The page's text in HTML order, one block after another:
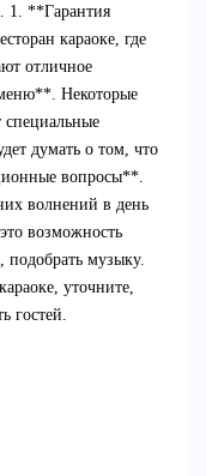
1. **Гарантия
караоке, где
отличное
Некоторые
специальные
думать о том, что
вопросы**.
волнений в день
возможность
подобрать музыку.
уточните,
гостей.